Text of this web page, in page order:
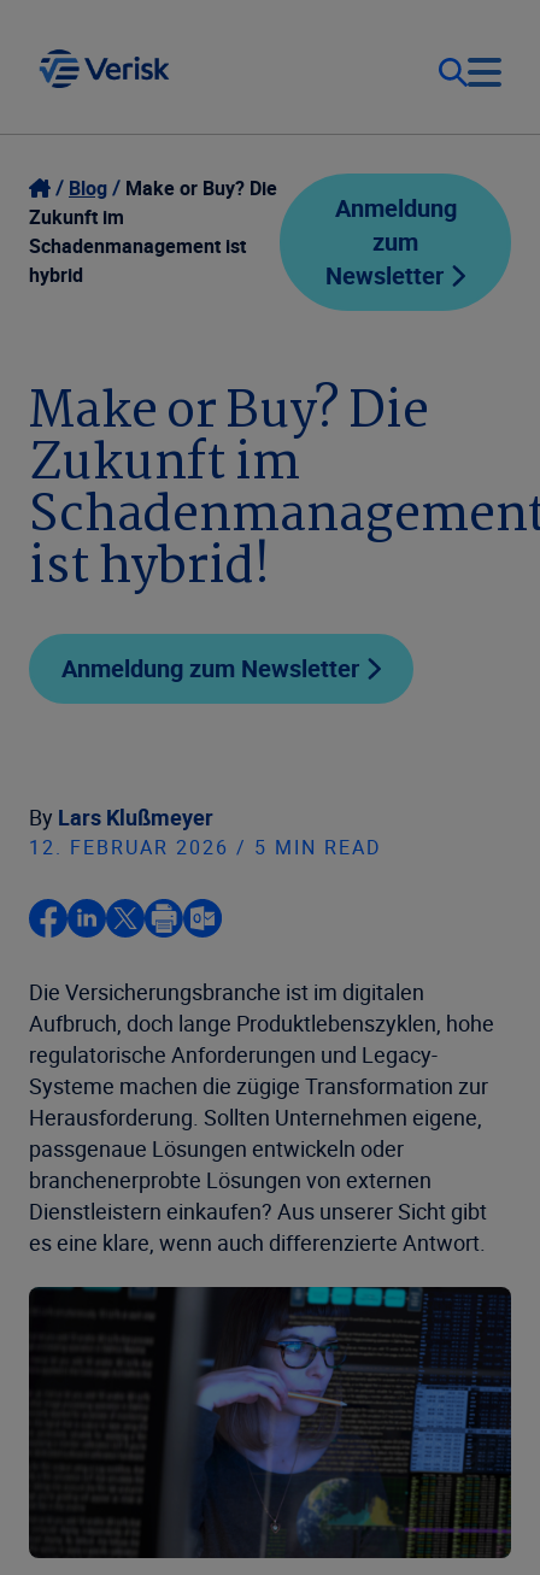
Unsere Lösungen
Ressourcen
Kontakt
Deutschland (DE)
Blog
Make or Buy? Die
Zukunft im
Schadenmanagement ist
hybrid
Anmeldung
zum
Newsletter
Make or Buy? Die
Zukunft im
ist hybrid!
Anmeldung zum Newsletter
By Lars Klußmeyer
12. FEBRUAR 2026 / 5 MIN READ
Die Versicherungsbranche ist im digitalen
Aufbruch, doch lange Produktlebenszyklen, hohe
regulatorische Anforderungen und Legacy-
Systeme machen die zügige Transformation zur
Herausforderung. Sollten Unternehmen eigene,
passgenaue Lösungen entwickeln oder
branchenerprobte Lösungen von externen
Dienstleistern einkaufen? Aus unserer Sicht gibt
es eine klare, wenn auch differenzierte Antwort.